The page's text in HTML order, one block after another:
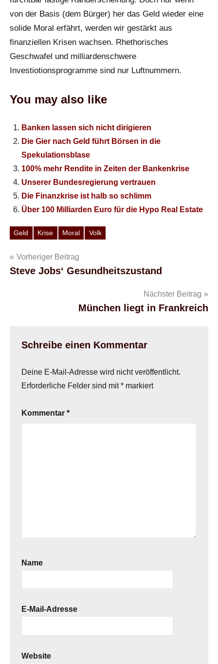
von der Basis (dem Bürger) her das Geld wieder eine
solide Moral erfährt, werden wir gestärkt aus
finanziellen Krisen wachsen. Rhethorisches
Geschwafel und milliardenschwere
Investiotionsprogramme sind nur Luftnummern.
You may also like
Banken lassen sich nicht dirigieren
Die Gier nach Geld führt Börsen in die
Spekulationsblase
100% mehr Rendite in Zeiten der Bankenkrise
Unserer Bundesregierung vertrauen
Die Finanzkrise ist halb so schlimm
Über 100 Milliarden Euro für die Hypo Real Estate
Schlagwörter
Geld Krise Moral Volk
Beitragsnavigation
Vorheriger Beitrag
Steve Jobs‘ Gesundheitszustand
Nächster Beitrag
München liegt in Frankreich
Schreibe einen Kommentar
Deine E-Mail-Adresse wird nicht veröffentlicht.
Erforderliche Felder sind mit* markiert
Kommentar *
Name
E-Mail-Adresse
Website